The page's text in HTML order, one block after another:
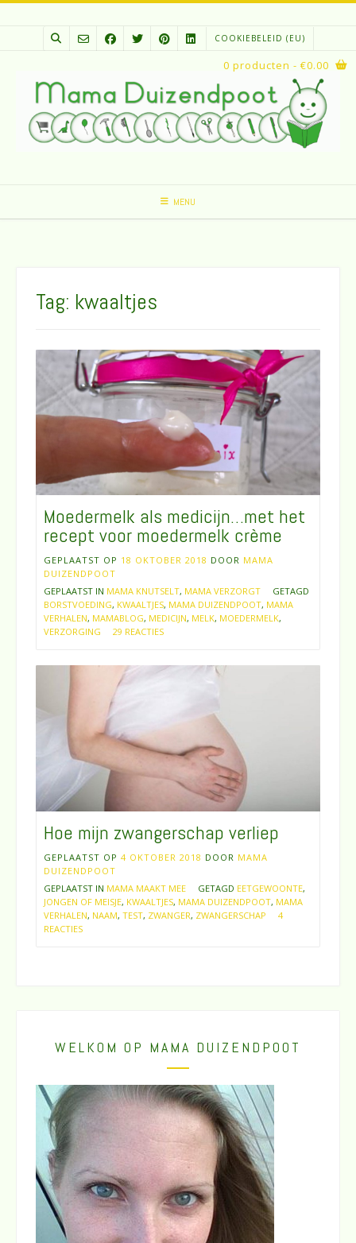
Spring
COOKIEBELEID (EU)
MENU
0 producten - €0.00
Tag: kwaaltjes
Moedermelk als medicijn…met het
recept voor moedermelk crème
GEPLAATST OP 18 OKTOBER 2018 DOOR MAMA
DUIZENDPOOT
GEPLAATST IN MAMA KNUTSELT, MAMA VERZORGT
GETAGD
BORSTVOEDING, KWAALTJES, MAMA DUIZENDPOOT, MAMA
VERHALEN, MAMABLOG, MEDICIJN, MELK, MOEDERMELK,
VERZORGING
29 REACTIES
Hoe mijn zwangerschap verliep
GEPLAATST OP 4 OKTOBER 2018 DOOR MAMA
DUIZENDPOOT
GEPLAATST IN MAMA MAAKT MEE GETAGD EETGEWOONTE,
JONGEN OF MEISJE, KWAALTJES, MAMA DUIZENDPOOT, MAMA
VERHALEN, NAAM, TEST, ZWANGER, ZWANGERSCHAP
4
REACTIES
WELKOM OP MAMA DUIZENDPOOT